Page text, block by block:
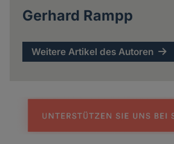
Gerhard Rampp
Weitere Artikel des Autoren